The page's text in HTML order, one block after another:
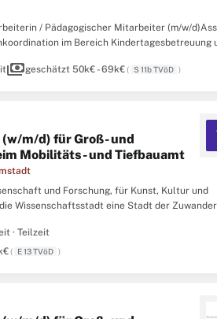
/ Pädagogischer Mitarbeiter (m/w/
im Bereich Kindertagesbetreuung
Die Stadt Raunheim steht für eine moderne
paymentsgeschätzt 50k€ - 69k€( S 11b TVöD )
m/d) für Groß- und
Mobilitäts- und Tiefbauamt
und Forschung, für Kunst, Kultur und
Wissenschaftsstadt eine Stadt der
es in Darmstadt 154.002 Einwohner,
· Teilzeit
( E 13 TVöD )